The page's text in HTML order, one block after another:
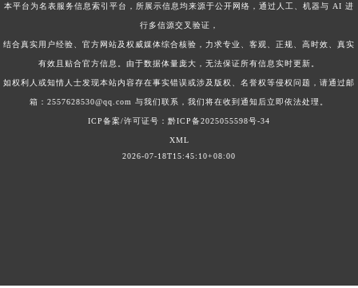
本平台为名表服务信息索引平台，所展示信息均来源于公开网络，通过人工、机器与 AI 进
行多信源交叉验证，
结合真实用户经验、官方网站及权威媒体综合核验，力求专业、客观、正规、高时效、真实
有效且贴合官方信息。由于数据体量庞大，无法保证所有信息实时更新。
如权利人或知情人士发现本站内容存在事实错误或涉及版权、名誉权等侵权问题，请通过邮
箱：2557628530@qq.com 与我们联系，我们将在收到通知后立即依法处理。
ICP备案/许可证号：黔ICP备2025055598号-34
XML
2026-07-18T15:45:10+08:00